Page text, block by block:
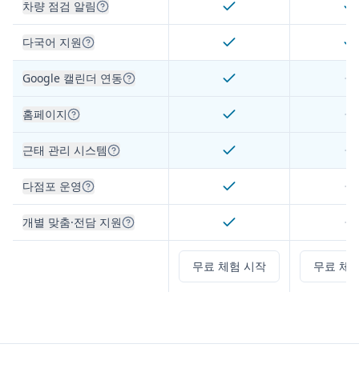
차량 점검 알림
다국어 지원
Google 캘린더 연동
홈페이지
근태 관리 시스템
다점포 운영
개별 맞춤·전담 지원
무료 체험 시작 무료 체